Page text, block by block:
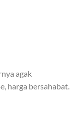
agak
harga bersahabat.